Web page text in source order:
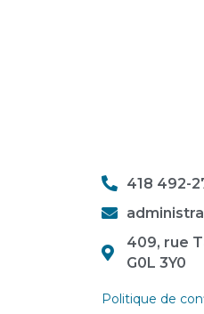
418 492-
409, rue
G0L 3Y0
Politique de